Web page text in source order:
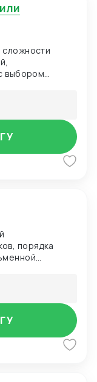
выбором
и
суда и
контракта.
порядка